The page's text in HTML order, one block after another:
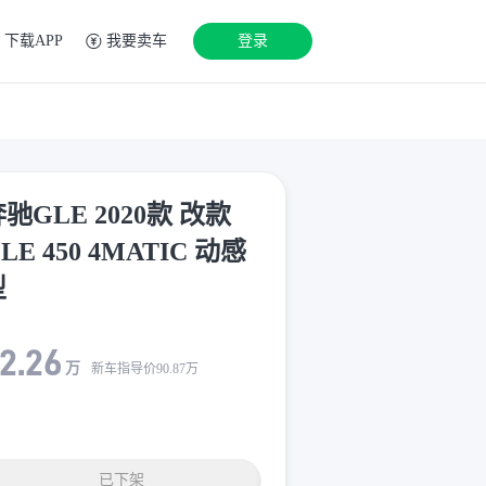
下载APP 我要卖车 登录
驰GLE 2020款 改款
450 4MATIC 动感
万 新车指导价90.87万
已下架